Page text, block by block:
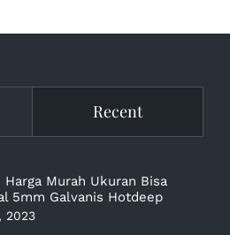
Recent
Harga Murah Ukuran Bisa
5mm Galvanis Hotdeep
2023